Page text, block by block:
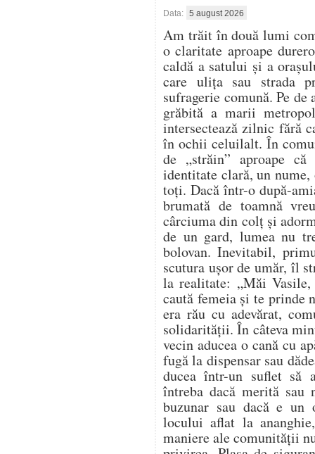
Data: 5 august 2026
Am trăit în două lumi
o claritate aproape
caldă a satului și a
care ulița sau strada
sufragerie comună. Pe
grăbită a marii
intersectează zilnic fără
în ochii celuilalt. În
de „străin” aproape
identitate clară, un
toți. Dacă într-o după-
brumată de toamnă
cârciuma din colț și
de un gard, lumea nu
bolovan. Inevitabil,
scutura ușor de umăr, îl
la realitate: „Măi
caută femeia și te prinde
era rău cu adevărat,
solidarității. În câteva
vecin aducea o cană cu
fugă la dispensar sau
ducea într-un suflet să
întreba dacă merită
buzunar sau dacă e
locului aflat la
maniere ale comunității